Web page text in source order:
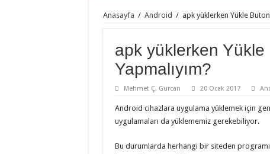
Anasayfa / Android / apk yüklerken Yükle
apk yüklerken Yükle
Yapmalıyım?
Mehmet Ç. Gürcan 20 Ocak 2017
Android cihazlara uygulama yüklemek için
uygulamaları da yüklememiz gerekebiliyor.
Bu durumlarda herhangi bir siteden